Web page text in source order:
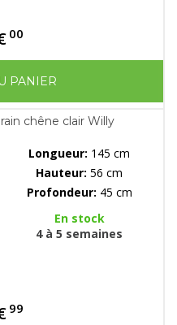
00
PANIER
chêne clair Willy
Longueur: 145 cm
Hauteur: 56 cm
Profondeur: 45 cm
En stock
4 à 5 semaines
99